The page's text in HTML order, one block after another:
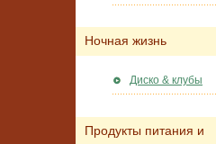
Ночная жизнь
Диско & клубы
Продукты питания и